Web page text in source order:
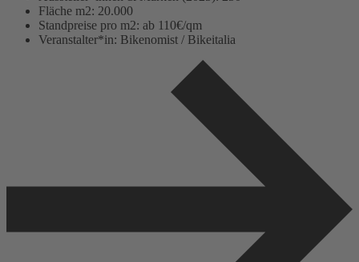
Fläche m2: 20.000
Standpreise pro m2: ab 110€/qm
Veranstalter*in: Bikenomist / Bikeitalia